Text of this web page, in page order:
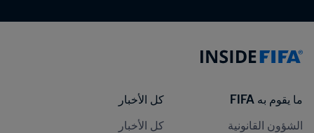
ما يقوم به FIFA
الشؤون القانونية
كل الأخبار
كل الأخبار